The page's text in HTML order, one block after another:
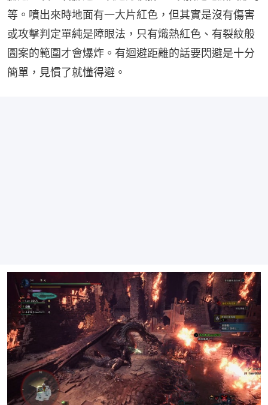
等。噴出來時地面有一大片紅色，但其實是沒有傷害
或攻擊判定單純是障眼法，只有熾熱紅色、有裂紋般
圖案的範圍才會爆炸。有迴避距離的話要閃避是十分
簡單，見慣了就懂得避。